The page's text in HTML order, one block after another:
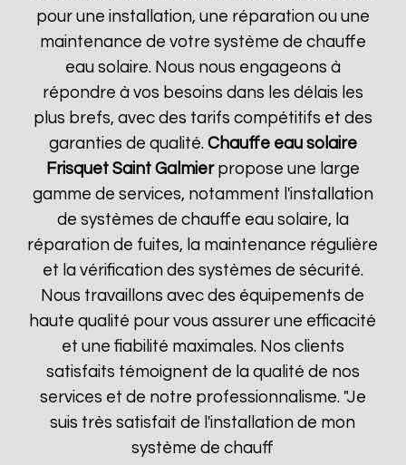
pour une installation, une réparation ou une
maintenance de votre système de chauffe
eau solaire. Nous nous engageons à
répondre à vos besoins dans les délais les
plus brefs, avec des tarifs compétitifs et des
garanties de qualité. Chauffe eau solaire
Frisquet Saint Galmierpropose une large
gamme de services, notamment l'installation
de systèmes de chauffe eau solaire, la
réparation de fuites, la maintenance régulière
et la vérification des systèmes de sécurité.
Nous travaillons avec des équipements de
haute qualité pour vous assurer une efficacité
et une fiabilité maximales. Nos clients
satisfaits témoignent de la qualité de nos
services et de notre professionnalisme. "Je
suis très satisfait de l'installation de mon
système de chauff